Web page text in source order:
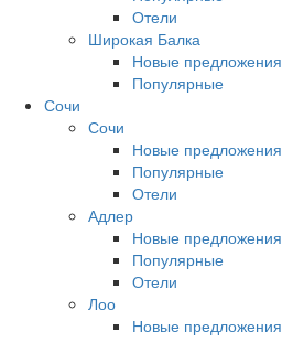
Отели
Широкая Балка
Новые предложения
Популярные
Сочи
Сочи
Новые предложения
Популярные
Отели
Адлер
Новые предложения
Популярные
Отели
Лоо
Новые предложения